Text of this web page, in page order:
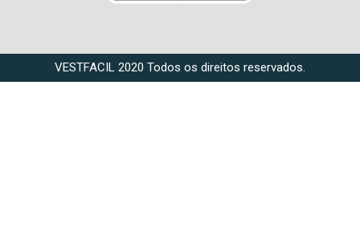
VESTFACIL 2020 Todos os direitos reservados.